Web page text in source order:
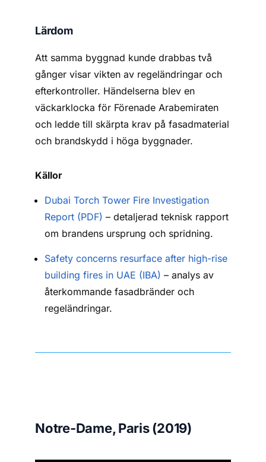
Lärdom
Att samma byggnad kunde drabbas två
gånger visar vikten av regeländringar och
efterkontroller. Händelserna blev en
väckarklocka för Förenade Arabemiraten
och ledde till skärpta krav på fasadmaterial
och brandskydd i höga byggnader.
Källor
Dubai Torch Tower Fire Investigation
Report (PDF) – detaljerad teknisk rapport
om brandens ursprung och spridning.
Safety concerns resurface after high-rise
building fires in UAE (IBA) – analys av
återkommande fasadbränder och
regeländringar.
Notre-Dame, Paris (2019)